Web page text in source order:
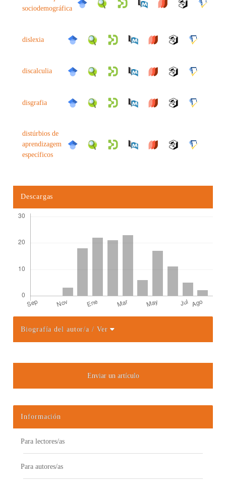
sociodemográfica
dislexia
discalculia
disgrafia
distúrbios de
aprendizagem
específicos
Descargas
Biografía del autor/a/ Ver
Enviar un artículo
Información
Para lectores/as
Para autores/as